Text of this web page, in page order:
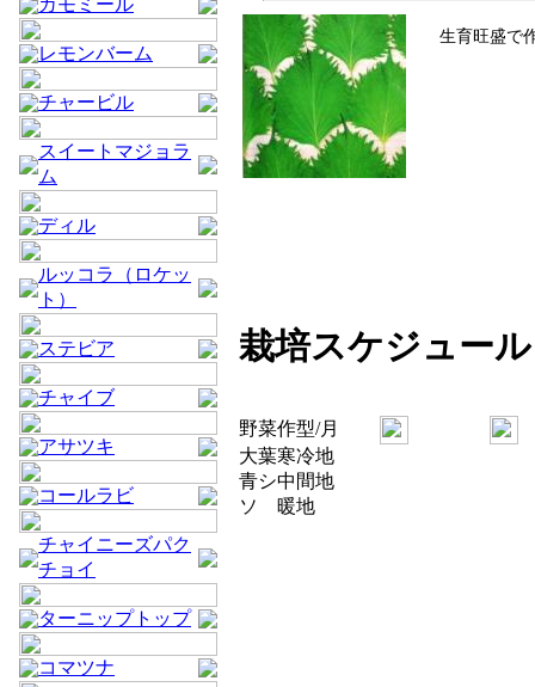
カモミール
レモンバーム
チャービル
スイートマジョラ
ム
ディル
ルッコラ（ロケッ
ト）
ステビア
チャイブ
アサツキ
コールラビ
チャイニーズパク
チョイ
ターニップトップ
コマツナ
生育旺盛で
栽培スケジュール
野菜作型/月
大葉
青シ
ソ
寒冷地
中間地
暖地